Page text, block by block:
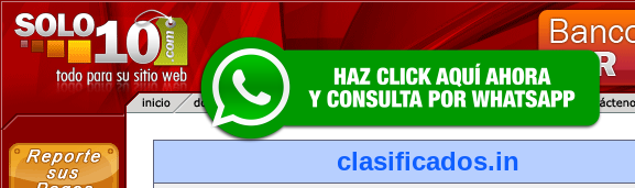
clasificados.in